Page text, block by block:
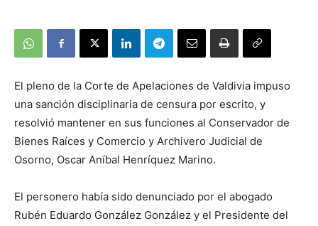
El pleno de la Corte de Apelaciones de Valdivia impuso
una sanción disciplinaria de censura por escrito, y
resolvió mantener en sus funciones al Conservador de
Bienes Raíces y Comercio y Archivero Judicial de
Osorno, Oscar Aníbal Henríquez Marino.
El personero había sido denunciado por el abogado
Rubén Eduardo González González y el Presidente del